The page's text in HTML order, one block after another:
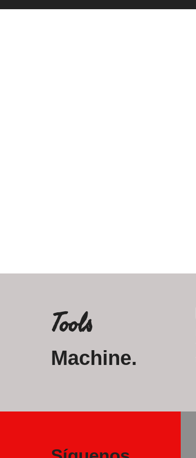
Tools
Machine.